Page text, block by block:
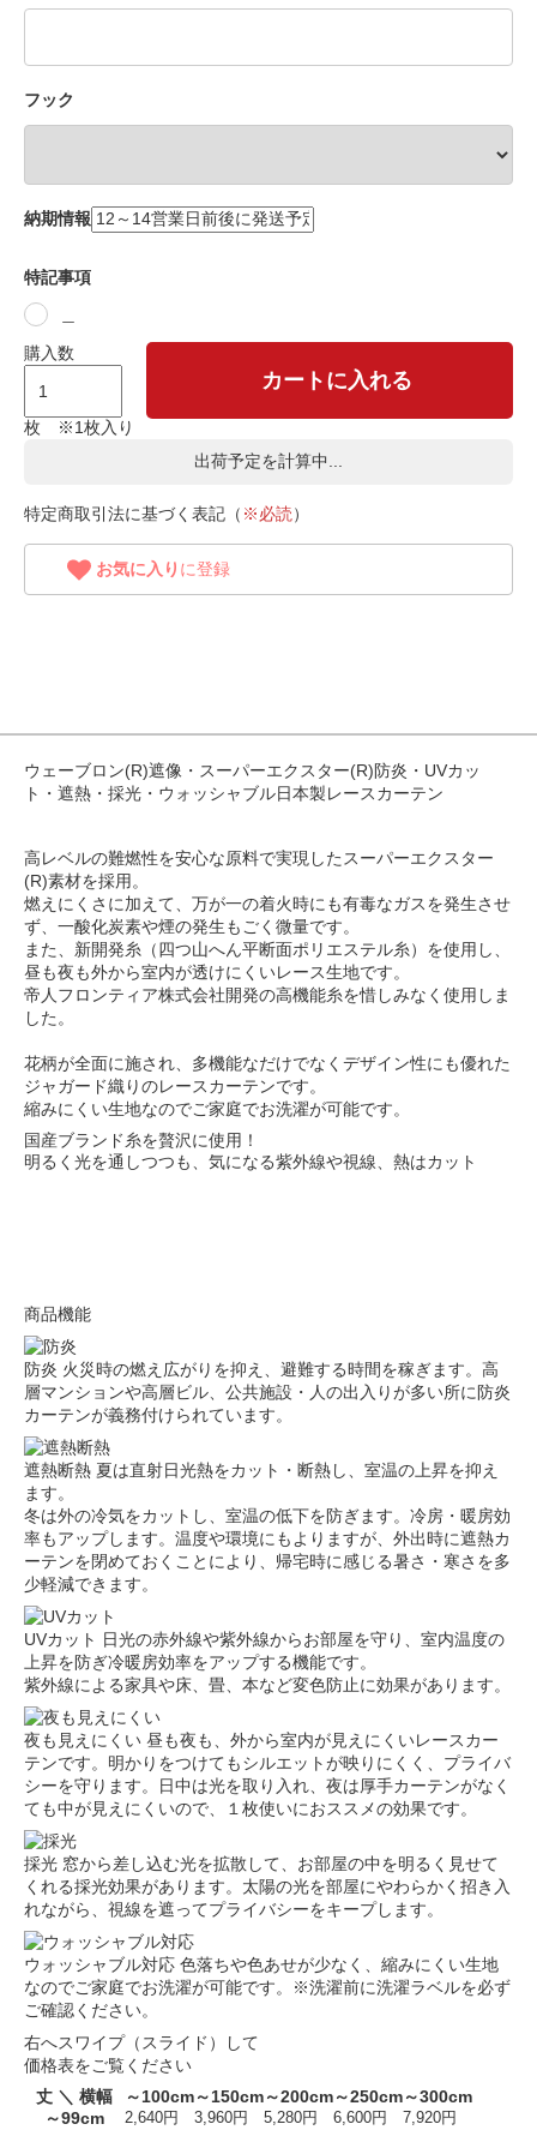
フック
納期情報
特記事項
購入数
枚 ※1枚入り
カートに入れる
出荷予定を計算中...
特定商取引法に基づく表記（ ※必読）
お気に入り に登録
ウェーブロン(R)遮像・スーパーエクスター(R)防炎・UVカッ
ト・遮熱・採光・ウォッシャブル日本製レースカーテン
高レベルの難燃性を安心な原料で実現したスーパーエクスター
(R)素材を採用。
燃えにくさに加えて、万が一の着火時にも有毒なガスを発生させ
ず、一酸化炭素や煙の発生もごく微量です。
また、新開発糸（四つ山へん平断面ポリエステル糸）を使用し、
昼も夜も外から室内が透けにくいレース生地です。
帝人フロンティア株式会社開発の高機能糸を惜しみなく使用しま
した。
花柄が全面に施され、多機能なだけでなくデザイン性にも優れた
ジャガード織りのレースカーテンです。
縮みにくい生地なのでご家庭でお洗濯が可能です。
国産ブランド糸を贅沢に使用！
明るく光を通しつつも、気になる紫外線や視線、熱はカット
商品機能
防炎 火災時の燃え広がりを抑え、避難する時間を稼ぎます。高
層マンションや高層ビル、公共施設・人の出入りが多い所に防炎
カーテンが義務付けられています。
遮熱断熱 夏は直射日光熱をカット・断熱し、室温の上昇を抑え
ます。
冬は外の冷気をカットし、室温の低下を防ぎます。冷房・暖房効
率もアップします。温度や環境にもよりますが、外出時に遮熱カ
ーテンを閉めておくことにより、帰宅時に感じる暑さ・寒さを多
少軽減できます。
UVカット 日光の赤外線や紫外線からお部屋を守り、室内温度の
上昇を防ぎ冷暖房効率をアップする機能です。
紫外線による家具や床、畳、本など変色防止に効果があります。
夜も見えにくい 昼も夜も、外から室内が見えにくいレースカー
テンです。明かりをつけてもシルエットが映りにくく、プライバ
シーを守ります。日中は光を取り入れ、夜は厚手カーテンがなく
ても中が見えにくいので、１枚使いにおススメの効果です。
採光 窓から差し込む光を拡散して、お部屋の中を明るく見せて
くれる採光効果があります。太陽の光を部屋にやわらかく招き入
れながら、視線を遮ってプライバシーをキープします。
ウォッシャブル対応 色落ちや色あせが少なく、縮みにくい生地
なのでご家庭でお洗濯が可能です。※洗濯前に洗濯ラベルを必ず
ご確認ください。
右へスワイプ（スライド）して
価格表をご覧ください
丈 ＼ 横幅
～100cm～150cm～200cm～250cm～300cm
～99cm
2,640円 3,960円 5,280円 6,600円 7,920円